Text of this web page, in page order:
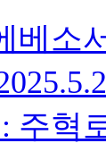
베소
주혁